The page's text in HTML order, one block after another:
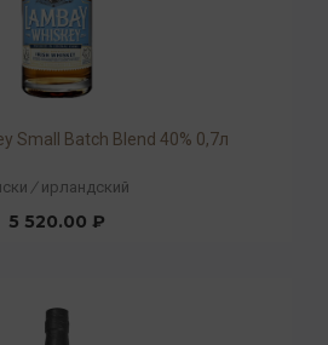
Small Batch Blend 40% 0,7л
/ ирландский
5 520.00 ₽